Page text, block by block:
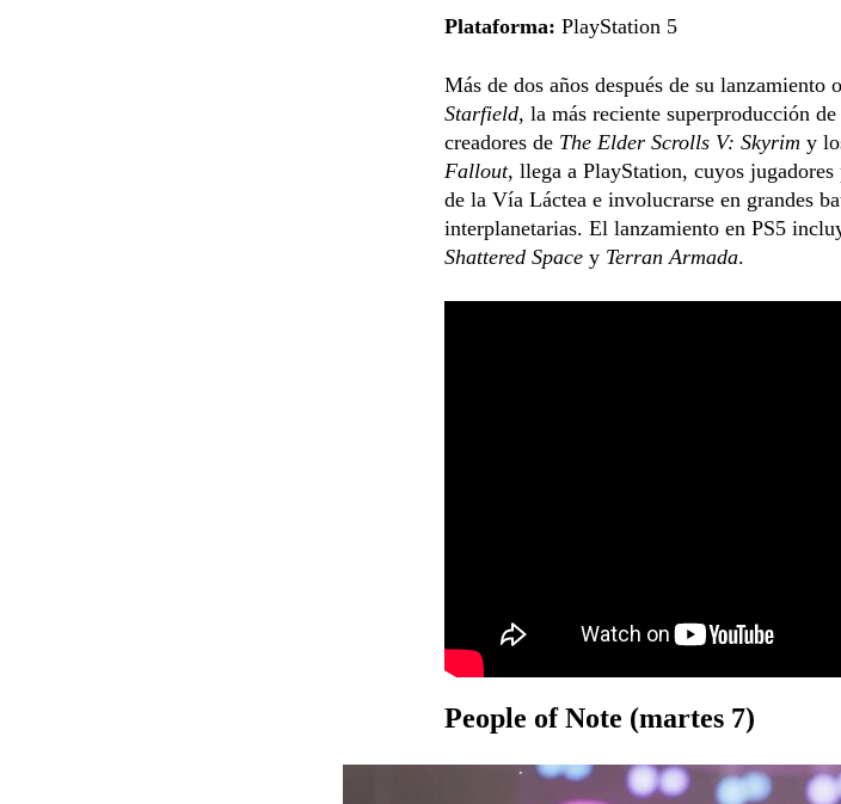
Plataforma: PlayStation 5
Más de dos años después de su
Starfield, la más reciente superproducción
creadores de The Elder Scrolls V: Skyrim y
Fallout, llega a PlayStation, cuyos
de la Vía Láctea e involucrarse en grandes
interplanetarias. El lanzamiento en PS5
Shattered Space y Terran Armada.
People of Note (martes 7)